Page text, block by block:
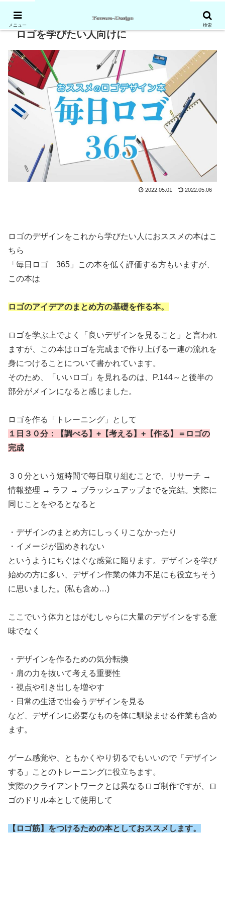
ロゴを学びたい人向けに
2022.05.01 2022.05.06
ロゴのデザインをこれから学びたい人におススメの本はこ
ちら
「毎日ロゴ 365」この本を低く評価する方もいますが、
この本は
ロゴのアイデアのまとめ方の基礎を作る本。
ロゴを学ぶ上でよく「良いデザインを見ること」と言われ
ますが、この本はロゴを完成まで作り上げる一連の流れを
身につけることについて書かれています。
そのため、「いいロゴ」を見れるのは、P.144～と後半の
部分がメインになると感じました。
ロゴを作る「トレーニング」として
１日３０分：【調べる】+【考える】+【作る】＝ロゴの
完成
３０分という短時間で毎日取り組むことで、リサーチ →
情報整理 → ラフ → ブラッシュアップまでを完結。実際に
同じことをやるとなると
・デザインのまとめ方にしっくりこなかったり
・イメージが固めきれない
というようにちぐはぐな感覚に陥ります。デザインを学び
始めの方に多い、デザイン作業の体力不足にも役立ちそう
に思いました。(私も含め…)
ここでいう体力とはがむしゃらに大量のデザインをする意
味でなく
・デザインを作るための気分転換
・肩の力を抜いて考える重要性
・視点や引き出しを増やす
・日常の生活で出会うデザインを見る
など、デザインに必要なものを体に馴染ませる作業も含め
ます。
ゲーム感覚や、ともかくやり切るでもいいので「デザイン
する」ことのトレーニングに役立ちます。
実際のクライアントワークとは異なるロゴ制作ですが、ロ
ゴのドリル本として使用して
【ロゴ筋】をつけるための本としておススメします。
メニュー 検索